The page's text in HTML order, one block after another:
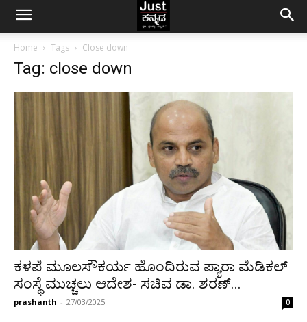
Home Tags Close down
Tag: close down
ಕಳಪೆ ಮೂಲಸೌಕರ್ಯ ಹೊಂದಿರುವ ಪ್ಯಾರಾ ಮೆಡಿಕಲ್
ಸಂಸ್ಥೆ ಮುಚ್ಚಲು ಆದೇಶ- ಸಚಿವ ಡಾ. ಶರಣ್...
prashanth - 27/03/2025 0